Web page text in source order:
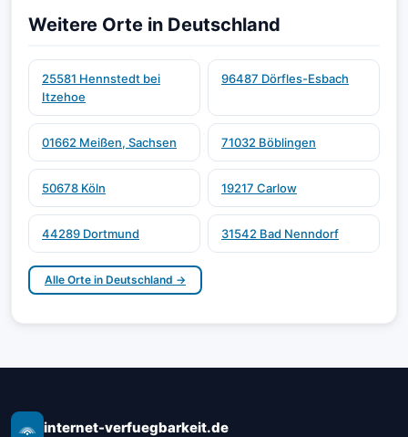
Weitere Orte in Deutschland
25581 Hennstedt bei
Itzehoe
96487 Dörfles-Esbach
01662 Meißen, Sachsen 71032 Böblingen
50678 Köln 19217 Carlow
44289 Dortmund 31542 Bad Nenndorf
Alle Orte in Deutschland →
internet-verfuegbarkeit.de